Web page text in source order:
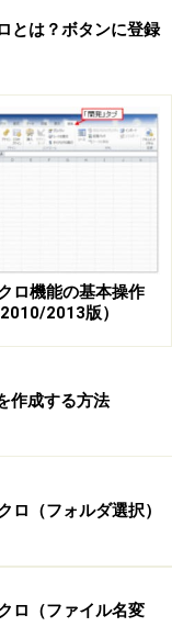
ることで、ファイ
ル名一覧の各行
す。そこで、今
繰り返し処理を
下図のとおり、
ステートメント
ステートメン
作成しよう
とは？ボタンに登録
ロ機能の基本操作
2013版）
作成する方法
ロ（フォルダ選択）
ロ（ファイル名変